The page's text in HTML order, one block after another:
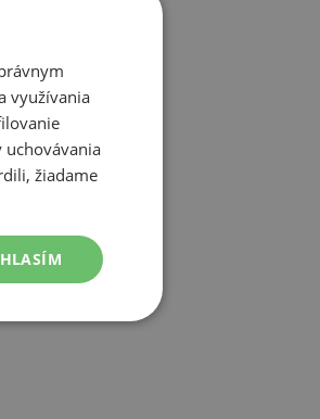
využívania
žiadame